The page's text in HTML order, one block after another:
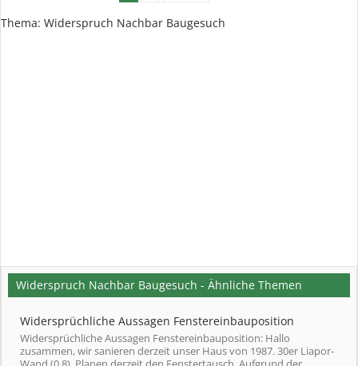
Thema: Widerspruch Nachbar Baugesuch
Widerspruch Nachbar Baugesuch - Ähnliche Themen
Widersprüchliche Aussagen Fenstereinbauposition
Widersprüchliche Aussagen Fenstereinbauposition: Hallo
zusammen, wir sanieren derzeit unser Haus von 1987. 30er Liapor-